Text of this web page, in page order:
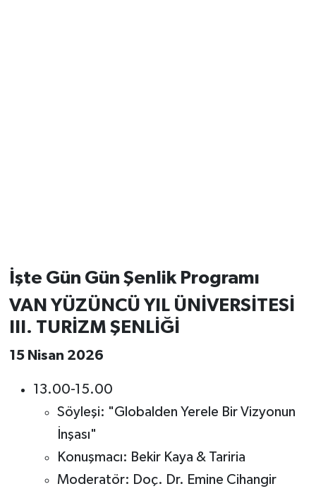
İşte Gün Gün Şenlik Programı
VAN YÜZÜNCÜ YIL ÜNİVERSİTESİ
III. TURİZM ŞENLİĞİ
15 Nisan 2026
13.00-15.00
Söyleşi: "Globalden Yerele Bir Vizyonun
İnşası"
Konuşmacı: Bekir Kaya & Tariria
Moderatör: Doç. Dr. Emine Cihangir